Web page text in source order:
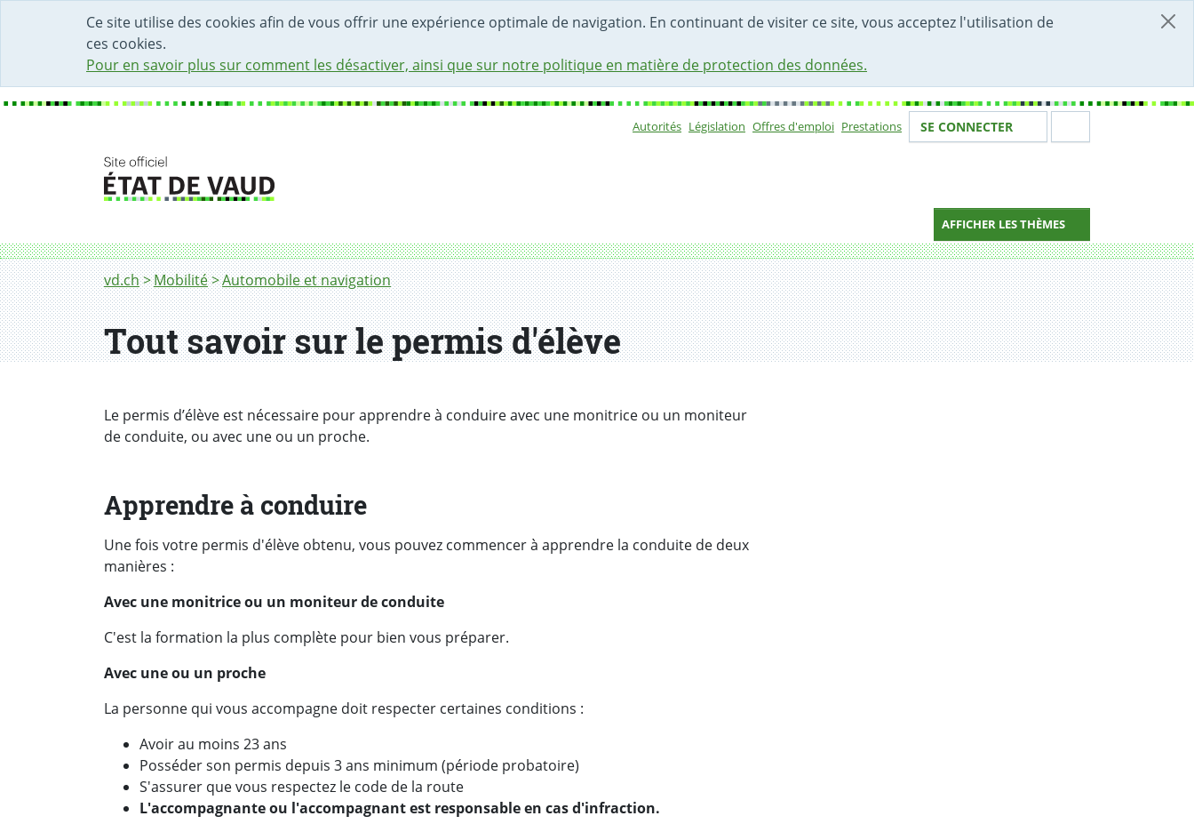
Ce site utilise des cookies afin de vous offrir une expérience optimale de navigation. En continuant de visiter ce site, vous acceptez l'utilisation de
ces cookies.
Pour en savoir plus sur comment les désactiver, ainsi que sur notre politique en matière de protection des données.
DÉBUT DU CONTENU DE LA PAGE
ACCÈS AU CHAMP DE RECHERCHE
PAGE D'ACCUEIL
FORMULAIRE DE CONTACT
Autorités Législation Offres d'emploi Prestations Votre identité
SE CONNECTER
AFFICHER LES THÈMES
Fil d'Ariane
vd.ch Mobilité Automobile et navigation
Tout savoir sur le permis d'élève
Le permis d’élève est nécessaire pour apprendre à conduire avec une monitrice ou un moniteur
de conduite, ou avec une ou un proche.
Apprendre à conduire
Une fois votre permis d'élève obtenu, vous pouvez commencer à apprendre la conduite de deux
manières :
Avec une monitrice ou un moniteur de conduite
C'est la formation la plus complète pour bien vous préparer.
Avec une ou un proche
La personne qui vous accompagne doit respecter certaines conditions :
Avoir au moins 23 ans
Posséder son permis depuis 3 ans minimum (période probatoire)
S'assurer que vous respectez le code de la route
L'accompagnante ou l'accompagnant est responsable en cas d'infraction.